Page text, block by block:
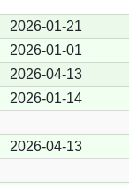
2026-01-21
2026-01-01
2026-04-13
2026-01-14
2026-04-13